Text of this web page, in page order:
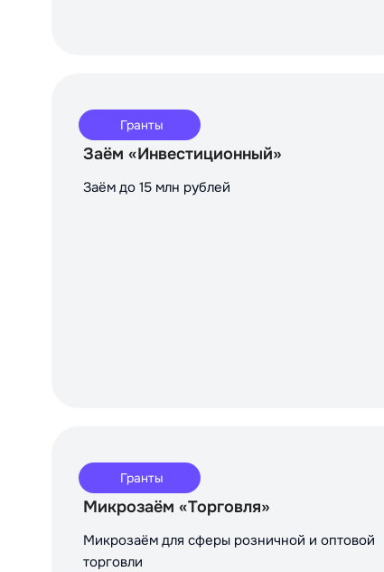
Гранты
Заём «Инвестиционный»
Заём до 15 млн рублей
Гранты
Микрозаём «Торговля»
Микрозаём для сферы розничной и оптовой
торговли